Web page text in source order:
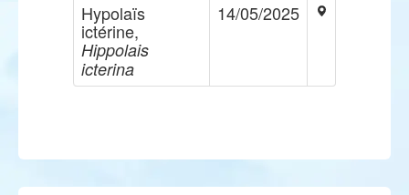
Hypolaïs
ictérine,
Hippolais
icterina
14/05/2025